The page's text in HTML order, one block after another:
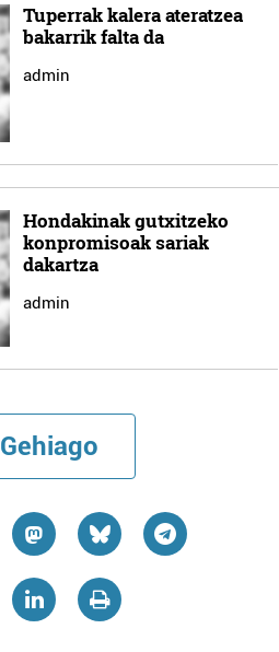
Tuperrak kalera ateratzea
bakarrik falta da
admin
Hondakinak gutxitzeko
konpromisoak sariak
dakartza
admin
Gehiago